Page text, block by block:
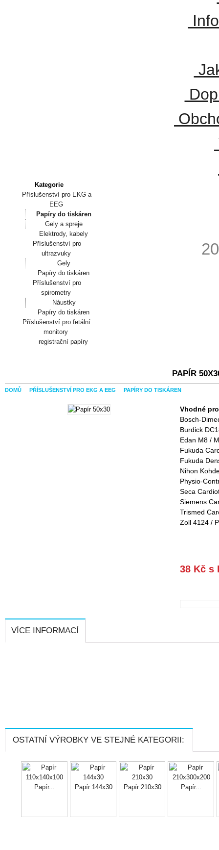
Kategorie
Příslušenství pro EKG a
EEG
Papíry do tiskáren
Gely a spreje
Elektrody, kabely
Příslušenství pro
ultrazvuky
Gely
Papíry do tiskáren
Příslušenství pro
spirometry
Náustky
Papíry do tiskáren
Příslušenství pro fetální
monitory
registrační papíry
PAPÍR
DOMŮ PŘÍSLUŠENSTVÍ PRO EKG A EEG PAPÍRY DO TISKÁREN
Vhodné
Bosch-
Burdick
Edan M8 /
Fukuda
Fukuda
Nihon
Physio-
Seca
Siemens
Trismed
Zoll 4124 /
38 Kč s
VÍCE INFORMACÍ
OSTATNÍ VÝROBKY VE STEJNÉ KATEGORII:
Papír... Papír 144x30 Papír 210x30 Papír...